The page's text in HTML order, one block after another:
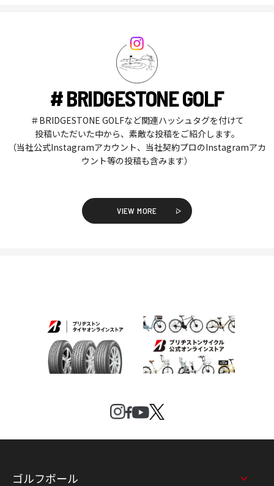
# BRIDGESTONE GOLF
＃BRIDGESTONE GOLFなど関連ハッシュタグを付けて
投稿いただいた中から、素敵な投稿をご紹介します。
（当社公式Instagramアカウント、当社契約プロのInstagramアカ
ウント等の投稿も含みます）
VIEW MORE
ゴルフボール